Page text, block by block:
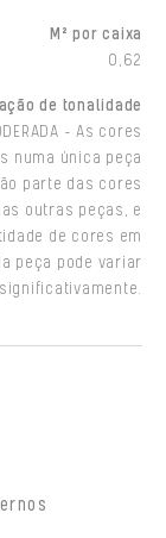
M² por caixa
0,62
de tonalidade
- As cores
numa única peça
parte das cores
outras peças, e
de cores em
peça pode variar
significativamente.